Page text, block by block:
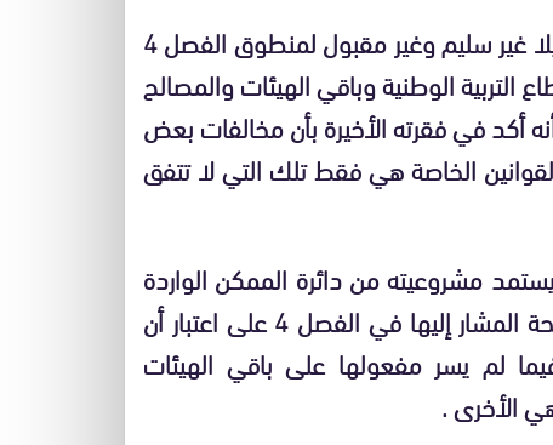
كما أننا نرفض كل مبررات الإقصاء التي اعتمدت تأويلا غير سليم وغير مقبول لمنطوق الفصل 4
الوطنية وباقي الهيئات والمصالح
أكد في فقرته الأخيرة بأن مخالفات بعض
الخاصة هي فقط تلك التي لا تتفق
مشروعيته من دائرة الممكن الواردة
في الفصل 31 ولا وفق التزامات كل هيأة أو مصلحة المشار إليها في الفصل 4 على اعتبار أن
لم يسر مفعولها على باقي الهيئات
الأخرى .